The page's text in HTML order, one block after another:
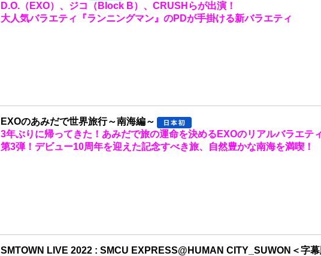
D.O.（EXO）、ジコ（Block B）、CRUSHらが出演！
大人気バラエティ『ランニングマン』のPDが手掛ける新バラエティ
EXOのあみだで世界旅行～南海編～
3年ぶりに帰ってきた！あみだで旅の運命を決めるEXOのリアルバラエテ
第3弾！デビュー10周年を迎えた記念すべき旅、自然豊かな南海を満喫！
SMTOWN LIVE 2022 : SMCU EXPRESS@HUMAN CITY_SUWON＜字幕